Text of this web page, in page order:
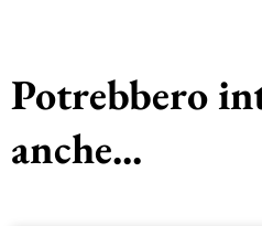
Potrebbero
anche...